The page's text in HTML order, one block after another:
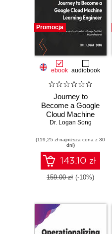
Promocja
ebook audiobook
Journey to
Become a Google
Cloud Machine
Learning Engineer.
hand of a Google
Certified ML
professional
Dr. Logan Song
(119,25 zł najniższa cena z 30
dni)
143.10 zł
159.00 zł (-10%)